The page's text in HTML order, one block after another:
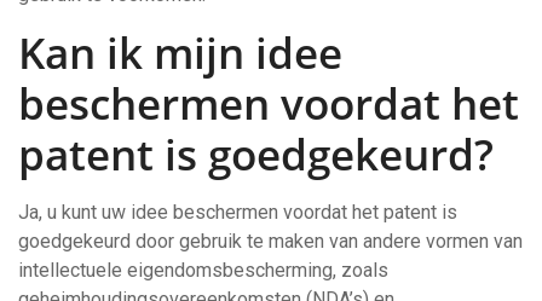
Kan ik mijn idee
beschermen voordat het
patent is goedgekeurd?
Ja, u kunt uw idee beschermen voordat het patent is
goedgekeurd door gebruik te maken van andere vormen van
intellectuele eigendomsbescherming, zoals